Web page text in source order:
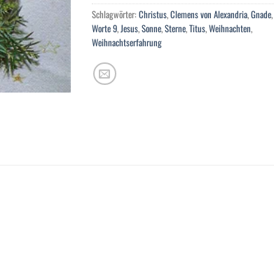
Schlagwörter: Christus,Clemens von Alexandria,Gnade,
Worte 9, Jesus,Sonne,Sterne,Titus,Weihnachten,
Weihnachtserfahrung